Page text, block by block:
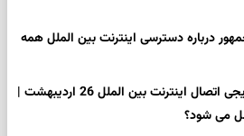
درباره دسترسی اینترنت بین الملل همه
خبر خوش از افزایش تدریجی اتصال اینترنت بین الملل 26 اردیبهشت |
می شود؟